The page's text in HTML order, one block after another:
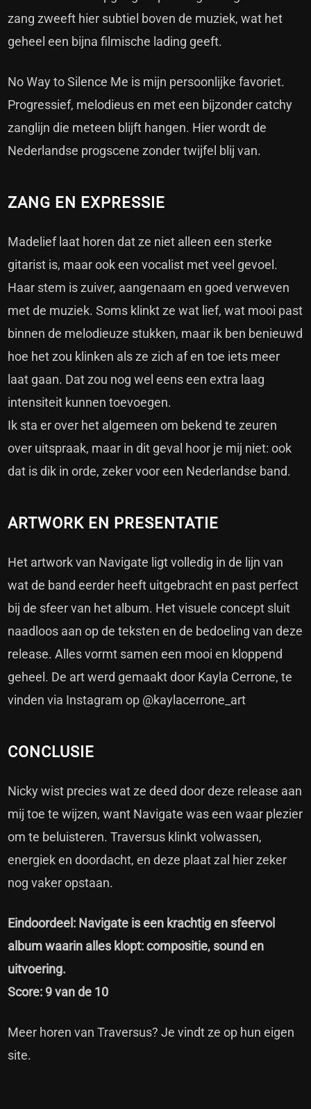
zang zweeft hier subtiel boven de muziek, wat het
geheel een bijna filmische lading geeft.
No Way to Silence Me is mijn persoonlijke favoriet.
Progressief, melodieus en met een bijzonder catchy
zanglijn die meteen blijft hangen. Hier wordt de
Nederlandse progscene zonder twijfel blij van.
ZANG EN EXPRESSIE
Madelief laat horen dat ze niet alleen een sterke
gitarist is, maar ook een vocalist met veel gevoel.
Haar stem is zuiver, aangenaam en goed verweven
met de muziek. Soms klinkt ze wat lief, wat mooi past
binnen de melodieuze stukken, maar ik ben benieuwd
hoe het zou klinken als ze zich af en toe iets meer
laat gaan. Dat zou nog wel eens een extra laag
intensiteit kunnen toevoegen.
Ik sta er over het algemeen om bekend te zeuren
over uitspraak, maar in dit geval hoor je mij niet: ook
dat is dik in orde, zeker voor een Nederlandse band.
ARTWORK EN PRESENTATIE
Het artwork van Navigate ligt volledig in de lijn van
wat de band eerder heeft uitgebracht en past perfect
bij de sfeer van het album. Het visuele concept sluit
naadloos aan op de teksten en de bedoeling van deze
release. Alles vormt samen een mooi en kloppend
geheel. De art werd gemaakt door Kayla Cerrone, te
vinden via Instagram op @kaylacerrone_art
CONCLUSIE
Nicky wist precies wat ze deed door deze release aan
mij toe te wijzen, want Navigate was een waar plezier
om te beluisteren. Traversus klinkt volwassen,
energiek en doordacht, en deze plaat zal hier zeker
nog vaker opstaan.
Eindoordeel: Navigate is een krachtig en sfeervol
album waarin alles klopt: compositie, sound en
uitvoering.
Score: 9 van de 10
Meer horen van Traversus? Je vindtze op hun eigen
site.